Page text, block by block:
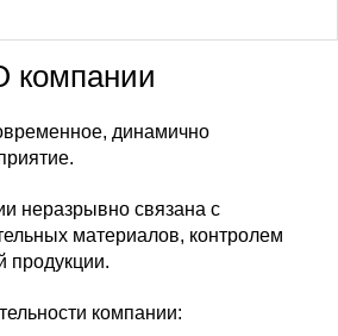
компании
динамично
неразрывно связана с
материалов, контролем
продукции.
компании: